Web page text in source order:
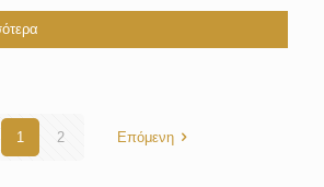
1 2 Επόμενη